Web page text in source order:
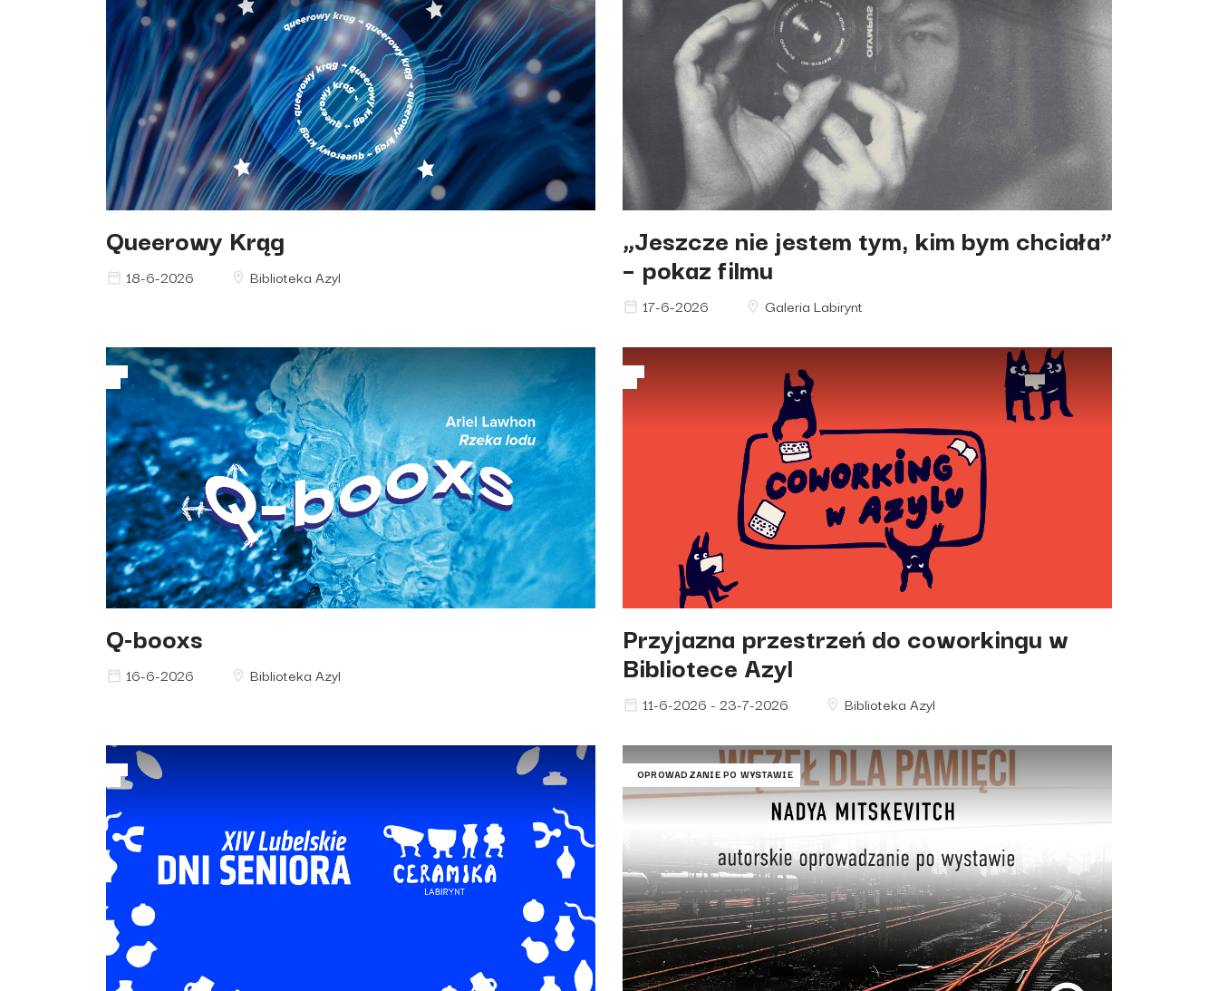
Queerowy Krąg
18-6-2026 Biblioteka Azyl
„Jeszcze nie jestem tym, kim bym chciała”
– pokaz filmu
17-6-2026 Galeria Labirynt
Q-booxs
16-6-2026 Biblioteka Azyl
Przyjazna przestrzeń do coworkingu w
Bibliotece Azyl
11-6-2026 - 23-7-2026 Biblioteka Azyl
OPROWADZANIE PO WYSTAWIE